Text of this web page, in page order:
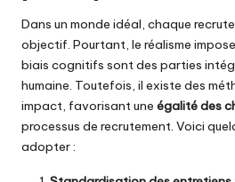
Dans un monde idéal, chaque
objectif. Pourtant, le réalisme
biais cognitifs sont des parties
humaine. Toutefois, il existe des
impact, favorisant une égalité des
processus de recrutement. Voici
adopter :